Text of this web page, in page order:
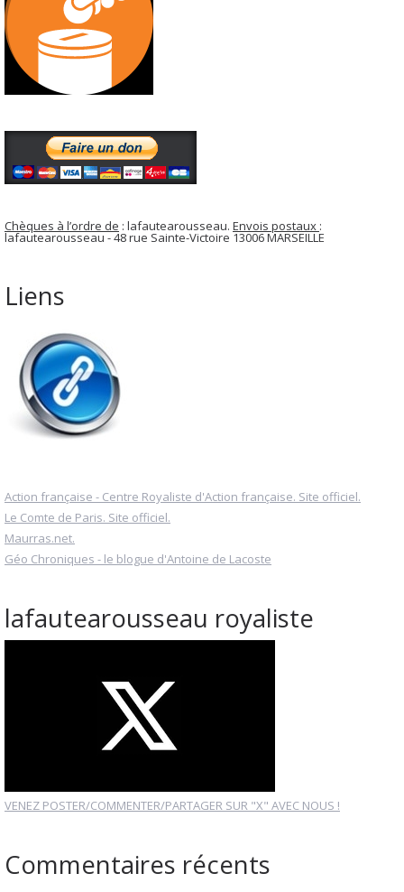
Chèques à l’ordre de : lafautearousseau. Envois postaux :
lafautearousseau - 48 rue Sainte-Victoire 13006 MARSEILLE
Liens
Action française - Centre Royaliste d'Action française. Site officiel.
Le Comte de Paris. Site officiel.
Maurras.net.
Géo Chroniques - le blogue d'Antoine de Lacoste
lafautearousseau royaliste
VENEZ POSTER/COMMENTER/PARTAGER SUR "X" AVEC NOUS !
Commentaires récents